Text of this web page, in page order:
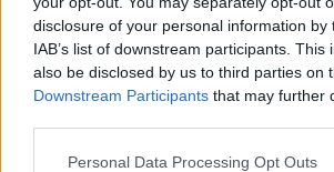
disclosure of your personal information by
IAB’s list of downstream participants. This
also be disclosed by us to third parties on
Downstream Participants that may further
Personal Data Processing Opt Outs
Az sem mindegy, milyen a csóválás
akkor az általában egy boldog és nyugodt
balra tendál, akkor már a szorongás és
alátámasztja egy kutatás is: gazdájuk láttán
gyors ütemben csóválták a farkukat jobbra
aktiválódására utal), míg az ismeretlen,
kutyák láttán inkább balra csóváltak (ez a